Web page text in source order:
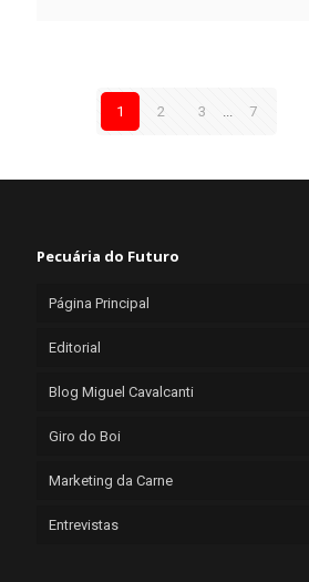
1 2 3 7
Pecuária do Futuro
Página Principal
Editorial
Blog Miguel Cavalcanti
Giro do Boi
Marketing da Carne
Entrevistas